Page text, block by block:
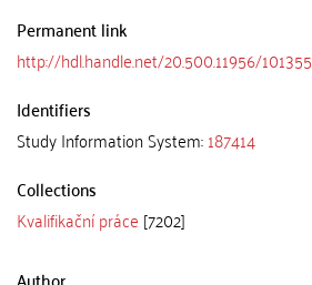
Permanent link
http://hdl.handle.net/20.500.11956/101355
Identifiers
Study Information System:187414
Collections
Kvalifikační práce [7202]